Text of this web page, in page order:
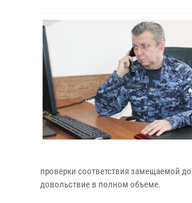
проверки соответствия замещаемой
довольствие в полном объеме.